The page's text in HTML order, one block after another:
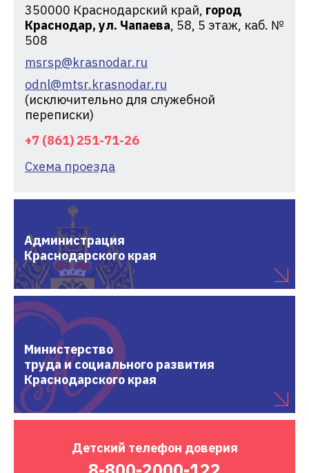
350000 Краснодарский край, город
Краснодар, ул. Чапаева, 58, 5 этаж, каб. №
508
msrsp@krasnodar.ru
odnl@mtsr.krasnodar.ru
(исключительно для служебной
переписки)
+7 (861) 251-71-26
Схема проезда
Администрация
Краснодарского края
Министерство
труда и социального развития
Краснодарского края
Детский телефон доверия